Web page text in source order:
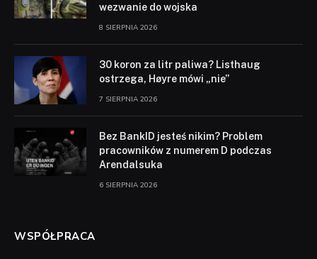
wezwanie do wojska
8 SIERPNIA 2026
30 koron za litr paliwa? Listhaug
ostrzega, Høyre mówi „nie”
7 SIERPNIA 2026
Bez BankID jesteś nikim? Problem
pracowników z numerem D podczas
Arendalsuka
6 SIERPNIA 2026
WSPÓŁPRACA